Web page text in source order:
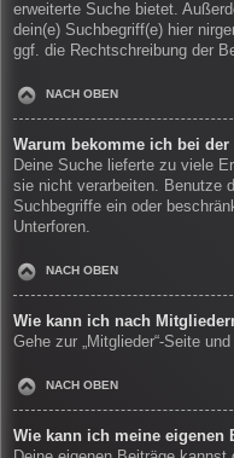
erweiterte Suche bietet.
dein(e) Suchbegriff(e) hier
ggf. die Rechtschreibung der
NACH OBEN
Warum bekomme ich bei der
Deine Suche lieferte zu viele
sie nicht verarbeiten. Benutze
Suchbegriffe ein oder
Unterforen.
NACH OBEN
Wie kann ich nach
Gehe zur „Mitglieder“-Seite
NACH OBEN
Wie kann ich meine eigenen